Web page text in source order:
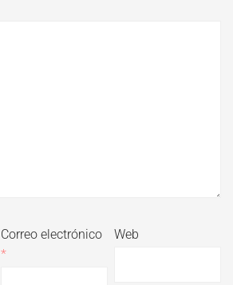
Correo electrónico
*
Web